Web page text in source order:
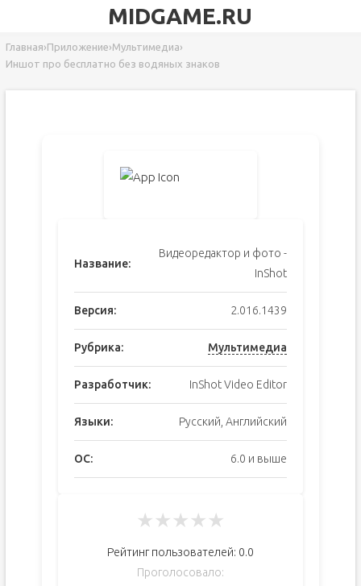
MIDGAME.RU
Главная›Приложение›Мультимедиа›
Иншот про бесплатно без водяных знаков
Название:
Видеоредактор и фото -
InShot
Версия: 2.016.1439
Рубрика: Мультимедиа
Разработчик: InShot Video Editor
Языки: Русский, Английский
ОС: 6.0 и выше
★★★★★
Рейтинг пользователей: 0.0
Проголосовало: